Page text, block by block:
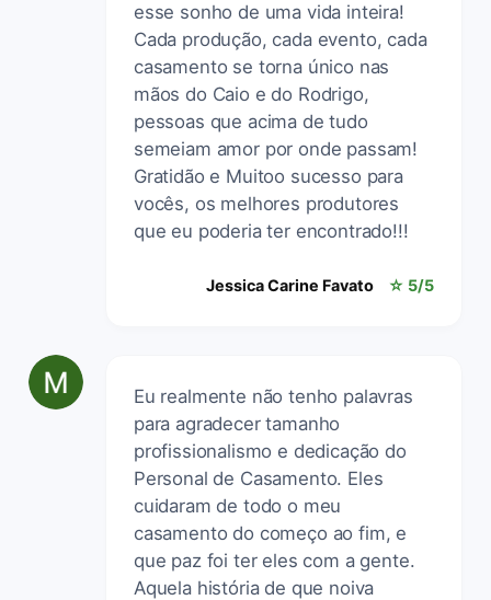
esse sonho de uma vida inteira!
Cada produção, cada evento, cada
casamento se torna único nas
mãos do Caio e do Rodrigo,
pessoas que acima de tudo
semeiam amor por onde passam!
Gratidão e Muitoo sucesso para
vocês, os melhores produtores
que eu poderia ter encontrado!!!
Jessica Carine Favato ☆ 5/5
Eu realmente não tenho palavras
para agradecer tamanho
profissionalismo e dedicação do
Personal de Casamento. Eles
cuidaram de todo o meu
casamento do começo ao fim, e
que paz foi ter eles com a gente.
Aquela história de que noiva